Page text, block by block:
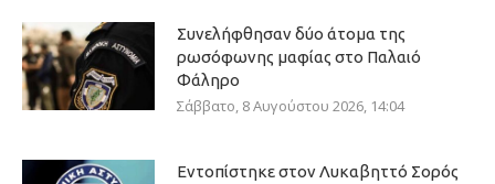
Συνελήφθησαν δύο άτομα της
ρωσόφωνης μαφίας στο Παλαιό
Φάληρο
Σάββατο, 8 Αυγούστου 2026, 14:04
Εντοπίστηκε στον Λυκαβηττό Σορός